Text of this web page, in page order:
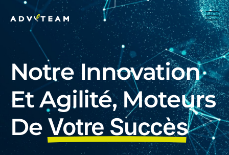
Notre Innovation
Et Agilité, Moteurs
De Votre Succès